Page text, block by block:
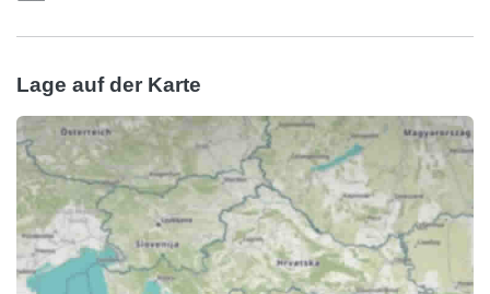
Lage auf der Karte